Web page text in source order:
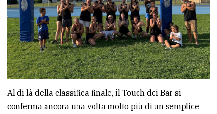
Al di là della classifica finale, il Touch dei Bar si
conferma ancora una volta molto più di un semplice